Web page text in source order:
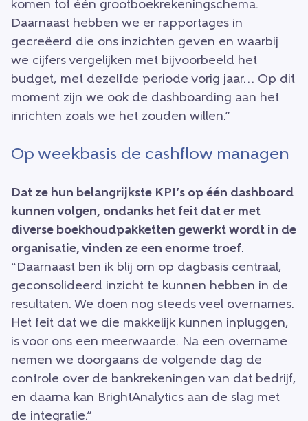
komen tot één grootboekrekeningschema.
Daarnaast hebben we er rapportages in
gecreëerd die ons inzichten geven en waarbij
we cijfers vergelijken met bijvoorbeeld het
budget, met dezelfde periode vorig jaar… Op dit
moment zijn we ook de dashboarding aan het
inrichten zoals we het zouden willen.”
Op weekbasis de cashflow managen
Dat ze hun belangrijkste KPI’s op één dashboard
kunnen volgen, ondanks het feit dat er met
diverse boekhoudpakketten gewerkt wordt in de
organisatie, vinden ze een enorme troef.
“Daarnaast ben ik blij om op dagbasis centraal,
geconsolideerd inzicht te kunnen hebben in de
resultaten. We doen nog steeds veel overnames.
Het feit dat we die makkelijk kunnen inpluggen,
is voor ons een meerwaarde. Na een overname
nemen we doorgaans de volgende dag de
controle over de bankrekeningen van dat bedrijf,
en daarna kan BrightAnalytics aan de slag met
de integratie.”